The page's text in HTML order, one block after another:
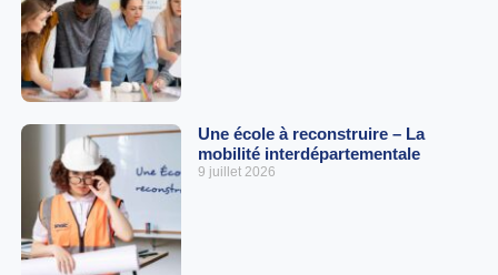
Une école à reconstruire – La
mobilité interdépartementale
9 juillet 2026